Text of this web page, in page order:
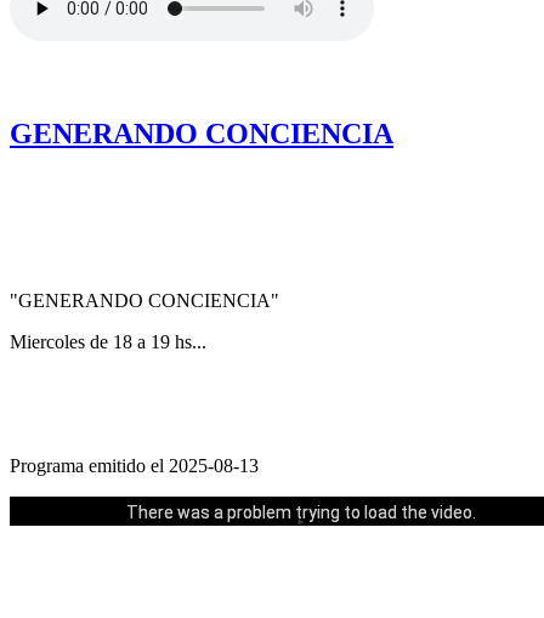
GENERANDO CONCIENCIA
"GENERANDO CONCIENCIA"
Miercoles de 18 a 19 hs...
Programa emitido el 2025-08-13
There was a problem trying to load the video.